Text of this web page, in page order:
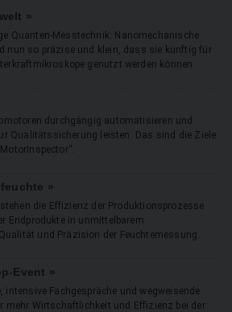
»
Quanten-Messtechnik: Nanomechanische
nun so präzise und klein, dass sie künftig für
genutzt werden können.
durchgängig automatisieren und
Qualitätssicherung leisten: Das sind die Ziele
»
die Effizienz der Produktionsprozesse
Endprodukte in unmittelbarem
und Präzision der Feuchtemessung.
Event »
intensive Fachgespräche und wegweisende
mehr Wirtschaftlichkeit und Effizienz bei der